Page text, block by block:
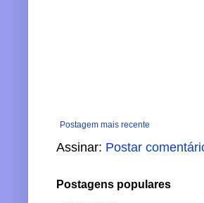
Postagem mais recente
Assinar: Postar
Postagens populares